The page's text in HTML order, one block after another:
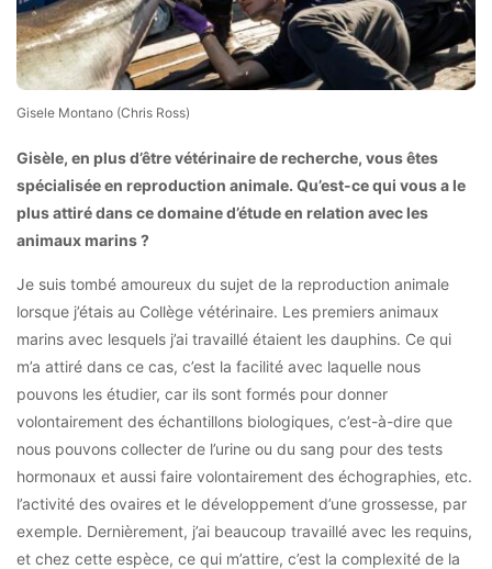
Gisele Montano (Chris Ross)
Gisèle, en plus d’être vétérinaire de recherche, vous êtes
spécialisée en reproduction animale. Qu’est-ce qui vous a le
plus attiré dans ce domaine d’étude en relation avec les
animaux marins ?
Je suis tombé amoureux du sujet de la reproduction animale
lorsque j’étais au Collège vétérinaire. Les premiers animaux
marins avec lesquels j’ai travaillé étaient les dauphins. Ce qui
m’a attiré dans ce cas, c’est la facilité avec laquelle nous
pouvons les étudier, car ils sont formés pour donner
volontairement des échantillons biologiques, c’est-à-dire que
nous pouvons collecter de l’urine ou du sang pour des tests
hormonaux et aussi faire volontairement des échographies, etc.
l’activité des ovaires et le développement d’une grossesse, par
exemple. Dernièrement, j’ai beaucoup travaillé avec les requins,
et chez cette espèce, ce qui m’attire, c’est la complexité de la